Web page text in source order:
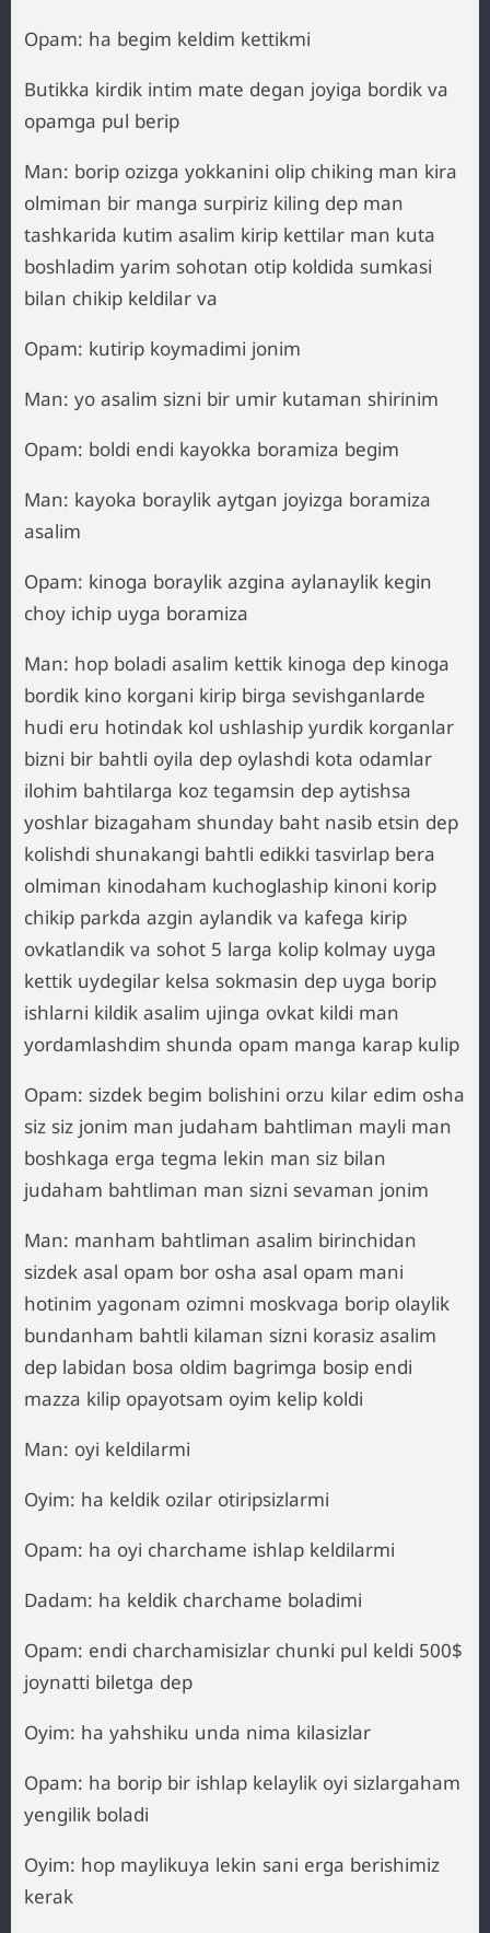
Opam: ha begim keldim kettikmi
Butikka kirdik intim mate degan joyiga bordik va
opamga pul berip
Man: borip ozizga yokkanini olip chiking man kira
olmiman bir manga surpiriz kiling dep man
tashkarida kutim asalim kirip kettilar man kuta
boshladim yarim sohotan otip koldida sumkasi
bilan chikip keldilar va
Opam: kutirip koymadimi jonim
Man: yo asalim sizni bir umir kutaman shirinim
Opam: boldi endi kayokka boramiza begim
Man: kayoka boraylik aytgan joyizga boramiza
asalim
Opam: kinoga boraylik azgina aylanaylik kegin
choy ichip uyga boramiza
Man: hop boladi asalim kettik kinoga dep kinoga
bordik kino korgani kirip birga sevishganlarde
hudi eru hotindak kol ushlaship yurdik korganlar
bizni bir bahtli oyila dep oylashdi kota odamlar
ilohim bahtilarga koz tegamsin dep aytishsa
yoshlar bizagaham shunday baht nasib etsin dep
kolishdi shunakangi bahtli edikki tasvirlap bera
olmiman kinodaham kuchoglaship kinoni korip
chikip parkda azgin aylandik va kafega kirip
ovkatlandik va sohot 5 larga kolip kolmay uyga
kettik uydegilar kelsa sokmasin dep uyga borip
ishlarni kildik asalim ujinga ovkat kildi man
yordamlashdim shunda opam manga karap kulip
Opam: sizdek begim bolishini orzu kilar edim osha
siz siz jonim man judaham bahtliman mayli man
boshkaga erga tegma lekin man siz bilan
judaham bahtliman man sizni sevaman jonim
Man: manham bahtliman asalim birinchidan
sizdek asal opam bor osha asal opam mani
hotinim yagonam ozimni moskvaga borip olaylik
bundanham bahtli kilaman sizni korasiz asalim
dep labidan bosa oldim bagrimga bosip endi
mazza kilip opayotsam oyim kelip koldi
Man: oyi keldilarmi
Oyim: ha keldik ozilar otiripsizlarmi
Opam: ha oyi charchame ishlap keldilarmi
Dadam: ha keldik charchame boladimi
Opam: endi charchamisizlar chunki pul keldi 500$
joynatti biletga dep
Oyim: ha yahshiku unda nima kilasizlar
Opam: ha borip bir ishlap kelaylik oyi sizlargaham
yengilik boladi
Oyim: hop maylikuya lekin sani erga berishimiz
kerak